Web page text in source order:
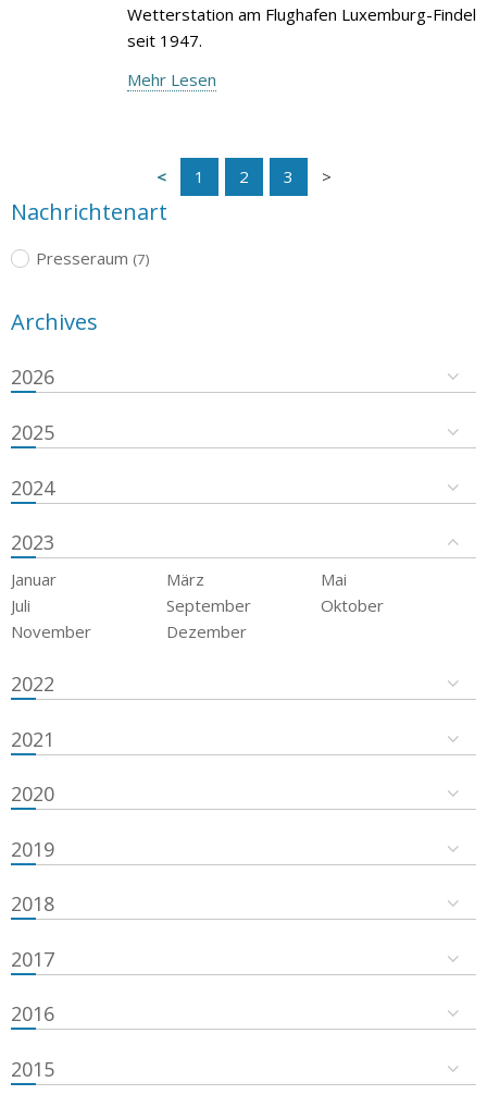
Wetterstation am Flughafen Luxemburg-Findel
seit 1947.
Mehr Lesen
1 2 3
Nachrichtenart
Presseraum (7)
Archives
2026
2025
2024
2023
Januar März
Mai
Juli
September
Oktober
November
Dezember
2022
2021
2020
2019
2018
2017
2016
2015